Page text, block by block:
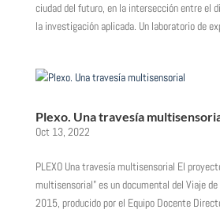
ciudad del futuro, en la intersección entre el
la investigación aplicada. Un laboratorio de
Plexo. Una travesía
Oct 13, 2022
PLEXO Una travesía multisensorial El
multisensorial” es un documental del Viaje
2015, producido por el Equipo Docente